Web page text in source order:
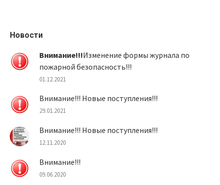
Новости
Внимание!!!Изменение формы журнала по
пожарной безопасность!!!
01.12.2021
Внимание!!! Новые поступления!!!
29.01.2021
Внимание!!! Новые поступления!!!
12.11.2020
Внимание!!!
09.06.2020